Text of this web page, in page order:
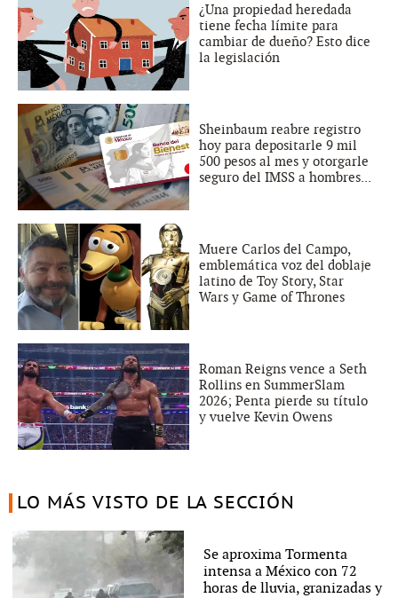
¿Una propiedad heredada
tiene fecha límite para
cambiar de dueño? Esto dice
la legislación
Sheinbaum reabre registro
hoy para depositarle 9 mil
500 pesos al mes y otorgarle
seguro del IMSS a hombres...
Muere Carlos del Campo,
emblemática voz del doblaje
latino de Toy Story, Star
Wars y Game of Thrones
Roman Reigns vence a Seth
Rollins en SummerSlam
2026; Penta pierde su título
y vuelve Kevin Owens
LO MÁS VISTO DE LA SECCIÓN
Se aproxima Tormenta
intensa a México con 72
horas de lluvia, granizadas y